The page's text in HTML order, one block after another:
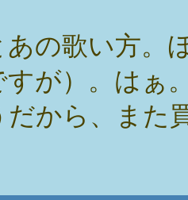
あの歌い方。
すが）。はぁ
だから、また